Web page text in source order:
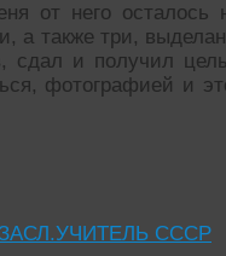
от него осталось
а также три,
сдал и получил
фотографией и
СССР